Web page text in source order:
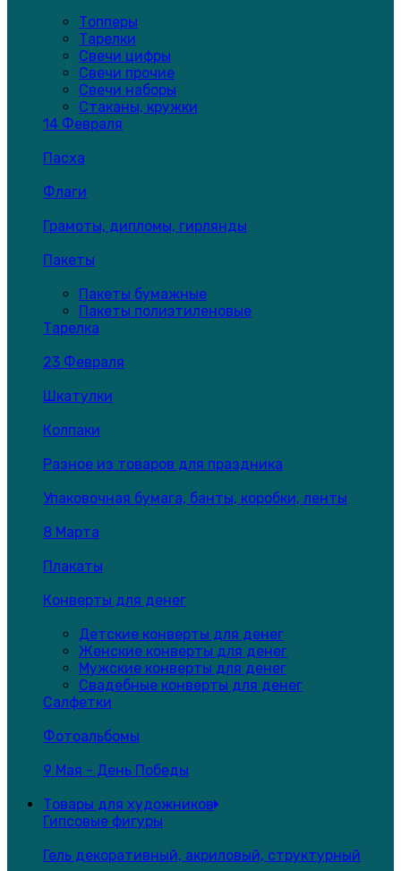
Топперы
Тарелки
Свечи цифры
Свечи прочие
Свечи наборы
Стаканы, кружки
14 Февраля
Пасха
Флаги
Грамоты, дипломы, гирлянды
Пакеты
Пакеты бумажные
Пакеты полиэтиленовые
Тарелка
23 Февраля
Шкатулки
Колпаки
Разное из товаров для праздника
Упаковочная бумага, банты, коробки, ленты
8 Марта
Плакаты
Конверты для денег
Детские конверты для денег
Женские конверты для денег
Мужские конверты для денег
Свадебные конверты для денег
Салфетки
Фотоальбомы
9 Мая - День Победы
Товары для художников
Гипсовые фигуры
Гель декоративный, акриловый, структурный